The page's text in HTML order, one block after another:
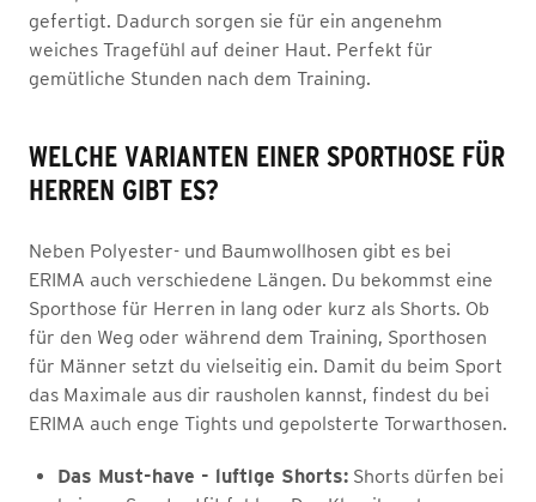
gefertigt. Dadurch sorgen sie für ein angenehm
weiches Tragefühl auf deiner Haut. Perfekt für
gemütliche Stunden nach dem Training.
WELCHE VARIANTEN EINER SPORTHOSE FÜR
HERREN GIBT ES?
Neben Polyester- und Baumwollhosen gibt es bei
ERIMA auch verschiedene Längen. Du bekommst eine
Sporthose für Herren in lang oder kurz als Shorts. Ob
für den Weg oder während dem Training, Sporthosen
für Männer setzt du vielseitig ein. Damit du beim Sport
das Maximale aus dir rausholen kannst, findest du bei
ERIMA auch enge Tights und gepolsterte Torwarthosen.
Das Must-have - luftige Shorts: Shorts dürfen bei